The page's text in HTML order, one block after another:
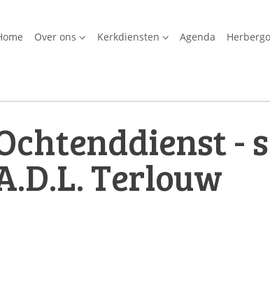
Over ons Kerkdiensten Agenda
-
Terlouw